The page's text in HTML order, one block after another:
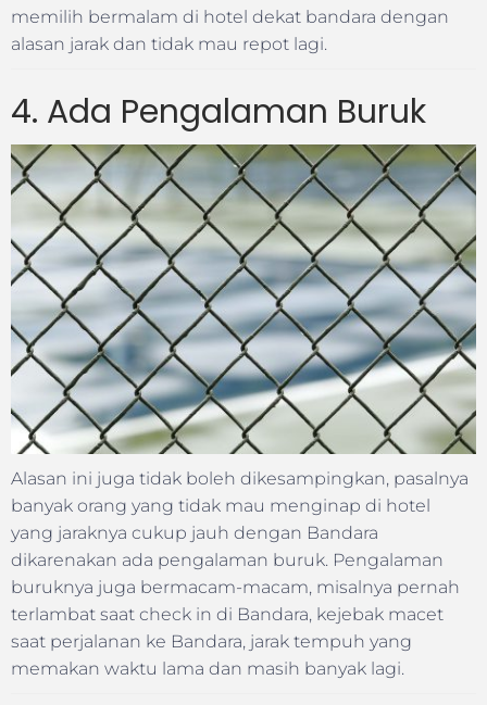
memilih bermalam di hotel dekat bandara dengan
alasan jarak dan tidak mau repot lagi.
4. Ada Pengalaman Buruk
Alasan ini juga tidak boleh dikesampingkan, pasalnya
banyak orang yang tidak mau menginap di hotel
yang jaraknya cukup jauh dengan Bandara
dikarenakan ada pengalaman buruk. Pengalaman
buruknya juga bermacam-macam, misalnya pernah
terlambat saat check in di Bandara, kejebak macet
saat perjalanan ke Bandara, jarak tempuh yang
memakan waktu lama dan masih banyak lagi.